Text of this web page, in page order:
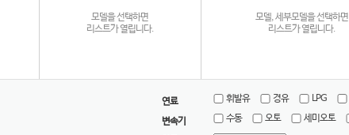
모델을 선택하면
리스트가 열립니다.
모델, 세부모델을 선택하면
리스트가 열립니다.
연료 휘발유 경유 LPG
변속기 수동 오토 세미오토